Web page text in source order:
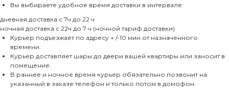
Вы выбираете удобное время доставки в интервале:
дневная доставка с 7ч до 22 ч
ночная доставка с 22ч до 7 ч (ночной тариф доставки)
Курьер подъезжает по адресу + /-10 мин от назначенного
времени.
Курьер доставляет шары до двери вашей квартиры или заносит в
помещение.
В раннее и ночное время курьер обязательно позвонит на
указанный в заказе телефон и только потом в домофон.